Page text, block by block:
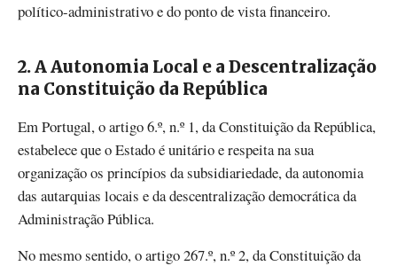
político-administrativo e do ponto de vista financeiro.
2. A Autonomia Local e a Descentralização
na Constituição da República
Em Portugal, o artigo 6.º, n.º 1, da Constituição da República,
estabelece que o Estado é unitário e respeita na sua
organização os princípios da subsidiariedade, da autonomia
das autarquias locais e da descentralização democrática da
Administração Pública.
No mesmo sentido, o artigo 267.º, n.º 2, da Constituição da